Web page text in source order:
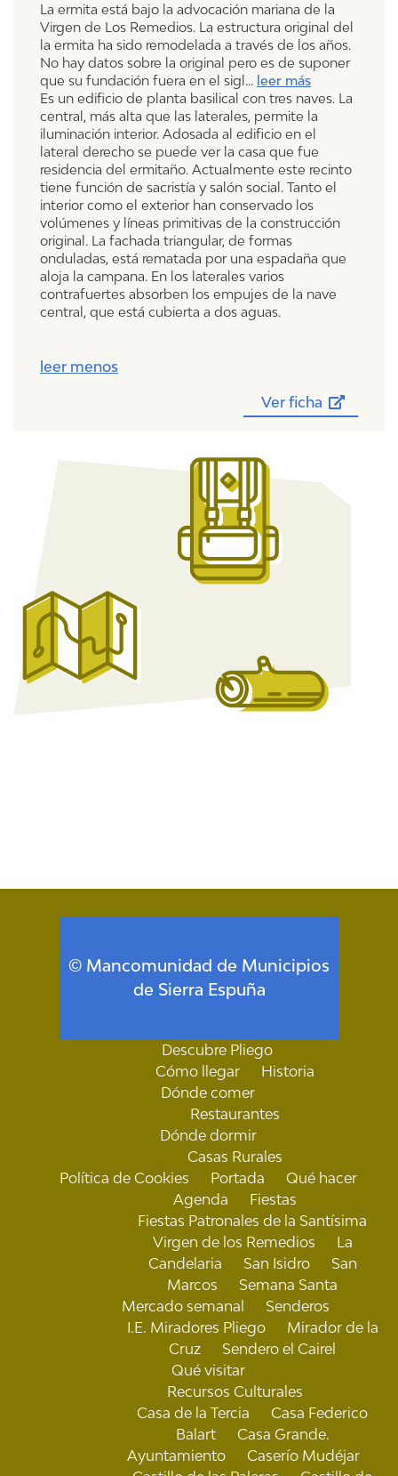
La ermita está bajo la advocación mariana de la
Virgen de Los Remedios. La estructura original del
la ermita ha sido remodelada a través de los años.
No hay datos sobre la original pero es de suponer
que su fundación fuera en el sigl ... leer más
Es un edificio de planta basilical con tres naves. La
central, más alta que las laterales, permite la
iluminación interior. Adosada al edificio en el
lateral derecho se puede ver la casa que fue
residencia del ermitaño. Actualmente este recinto
tiene función de sacristía y salón social. Tanto el
interior como el exterior han conservado los
volúmenes y líneas primitivas de la construcción
original. La fachada triangular, de formas
onduladas, está rematada por una espadaña que
aloja la campana. En los laterales varios
contrafuertes absorben los empujes de la nave
central, que está cubierta a dos aguas.
leer menos
Ver ficha
© Mancomunidad de Municipios
de Sierra Espuña
Descubre Pliego
Cómo llegar
Historia
Dónde comer
Restaurantes
Dónde dormir
Casas Rurales
Política de Cookies
Portada
Qué hacer
Agenda
Fiestas
Fiestas Patronales de la Santísima
Virgen de los Remedios
La
Candelaria
San Isidro
San
Marcos
Semana Santa
Mercado semanal
Senderos
I.E. Miradores Pliego
Mirador de la
Cruz
Sendero el Cairel
Qué visitar
Recursos Culturales
Casa de la Tercia
Casa Federico
Balart
Casa Grande.
Ayuntamiento
Caserío Mudéjar